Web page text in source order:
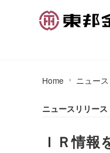
Home ニュー
ニュースリリース
ＩＲ情